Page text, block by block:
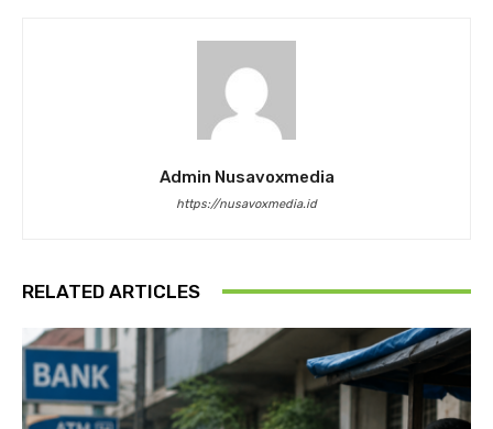
Admin Nusavoxmedia
https://nusavoxmedia.id
RELATED ARTICLES